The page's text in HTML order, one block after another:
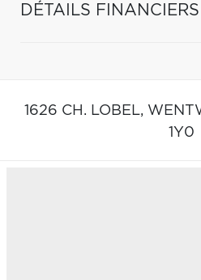
DÉTAILS FINANCIERS
1626 CH. LOBEL,
1Y0